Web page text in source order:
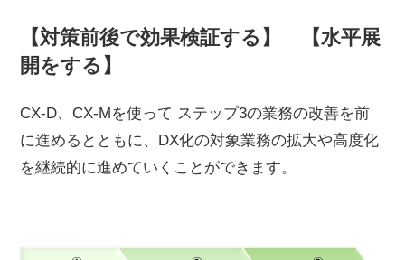
【対策前後で効果検証する】 【水平展
開をする】
CX-D、CX-Mを使って ステップ3の業務の改善を前
に進めるとともに、DX化の対象業務の拡大や高度化
を継続的に進めていくことができます。